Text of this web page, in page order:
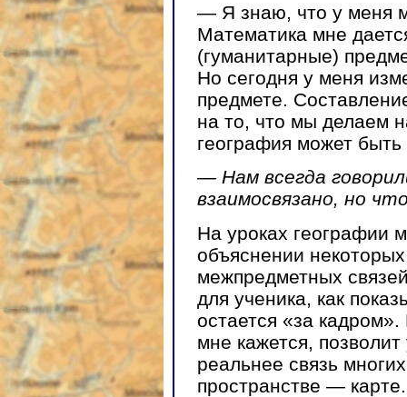
— Я знаю, что у меня
Математика мне
(гуманитарные)
Но сегодня у меня
предмете.
на то, что мы делаем
география может быть
— Нам всегда
взаимосвязано, но
На уроках географии
объяснении
межпредметных
для ученика, как
остается «за
мне кажется,
реальнее связь
пространстве — карте.